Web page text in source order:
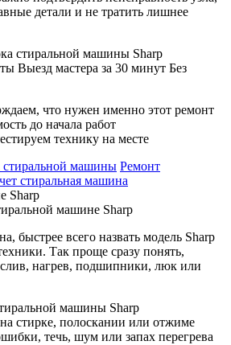
детали и не тратить лишнее
Выезд мастера за 30 минут Без
что нужен именно этот ремонт
до начала работ
технику на месте
машины Ремонт
стиральная машина
Sharp
машине Sharp
быстрее всего назвать модель Sharp
Так проще сразу понять,
нагрев, подшипники, люк или
машины Sharp
стирке, полоскании или отжиме
течь, шум или запах перегрева